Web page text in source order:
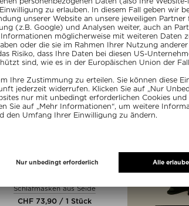
SLIP PURE SILK CONTOUR SLEEP
Schlafmasken aus Seide
CHF 73,90 / 1 Stück